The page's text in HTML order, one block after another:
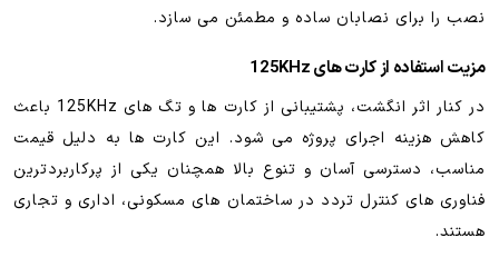
نصب را برای نصابان ساده و مطمئن می سازد.
مزیت استفاده از کارت های 125KHz
در کنار اثر انگشت، پشتیبانی از کارت ها و تگ های 125KHz باعث
کاهش هزینه اجرای پروژه می شود. این کارت ها به دلیل قیمت
مناسب، دسترسی آسان و تنوع بالا همچنان یکی از پرکاربردترین
فناوری های کنترل تردد در ساختمان های مسکونی، اداری و تجاری
هستند.